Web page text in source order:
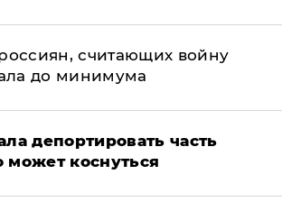
считающих войну
до минимума
депортировать часть
может коснуться